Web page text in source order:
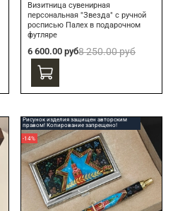
Визитница сувенирная
персональная "Звезда" с ручной
росписью Палех в подарочном
футляре
6 600.00 руб8 250.00 руб
Рисунок изделия защищен авторским
правом! Копирование запрещено!
-14%